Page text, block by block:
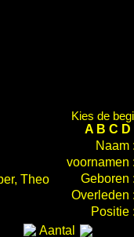
Kies de
A B C D
Naam
voornamen
Geboren
Overleden
Positie